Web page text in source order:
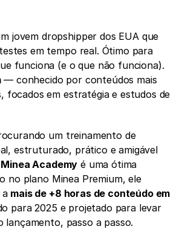
jovem dropshipper dos EUA que
em tempo real. Ótimo para
funciona (e o que não funciona).
— conhecido por conteúdos mais
focados em estratégia e estudos de
um treinamento de
estruturado, prático e amigável
Minea Academy é uma ótima
no plano Minea Premium, ele
a mais de +8 horas de conteúdo em
para 2025 e projetado para levar
lançamento, passo a passo.